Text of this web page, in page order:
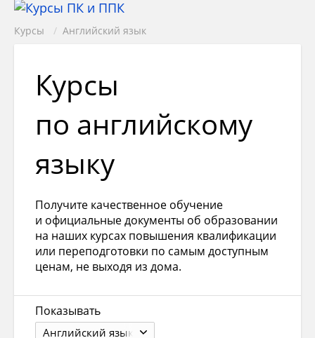
Курсы / Английский язык
Курсы
по английскому
языку
Получите качественное обучение
и официальные документы об образовании
на наших курсах повышения квалификации
или переподготовки по самым доступным
ценам, не выходя из дома.
Показывать
Английский язык